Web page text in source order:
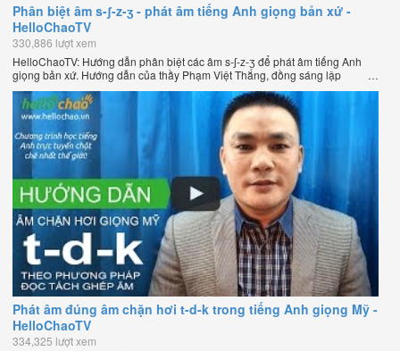
Phân biệt âm s-ʃ-z-ʒ - phát âm tiếng Anh giọng bản xứ -
HelloChaoTV
330,886 lượt xem
HelloChaoTV: Hướng dẫn phân biệt các âm s-ʃ-z-ʒ để phát âm tiếng Anh
giọng bản xứ. Hướng dẫn của thầy Phạm Việt Thắng, đồng sáng lập
HelloChao.vn - Chương trình dạy tiếng Anh trực tuyến chặt chẽ nhất thế
giới.
Phát âm đúng âm chặn hơi t-d-k trong tiếng Anh giọng Mỹ -
HelloChaoTV
334,325 lượt xem